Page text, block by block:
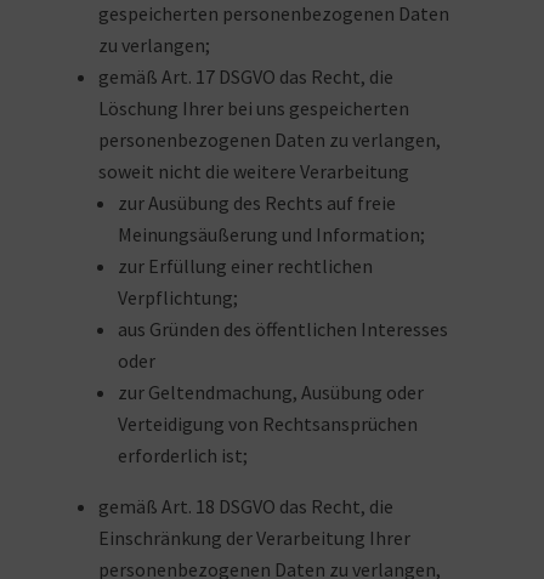
gespeicherten personenbezogenen Daten
zu verlangen;
gemäß Art. 17 DSGVO das Recht, die
Löschung Ihrer bei uns gespeicherten
personenbezogenen Daten zu verlangen,
soweit nicht die weitere Verarbeitung
zur Ausübung des Rechts auf freie
Meinungsäußerung und Information;
zur Erfüllung einer rechtlichen
Verpflichtung;
aus Gründen des öffentlichen Interesses
oder
zur Geltendmachung, Ausübung oder
Verteidigung von Rechtsansprüchen
erforderlich ist;
gemäß Art. 18 DSGVO das Recht, die
Einschränkung der Verarbeitung Ihrer
personenbezogenen Daten zu verlangen,